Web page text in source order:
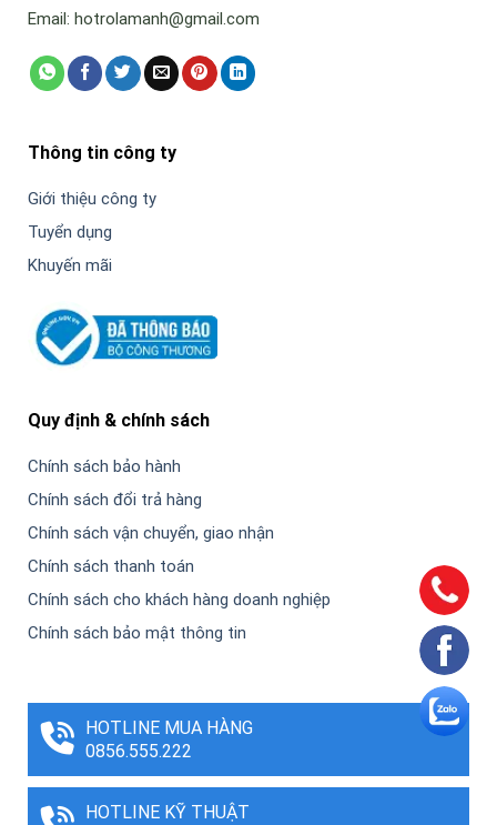
Email: hotrolamanh@gmail.com
Thông tin công ty
Giới thiệu công ty
Tuyển dụng
Khuyến mãi
Quy định & chính sách
Chính sách bảo hành
Chính sách đổi trả hàng
Chính sách vận chuyển, giao nhận
Chính sách thanh toán
Chính sách cho khách hàng doanh nghiệp
Chính sách bảo mật thông tin
HOTLINE MUA HÀNG
0856.555.222
HOTLINE KỸ THUẬT